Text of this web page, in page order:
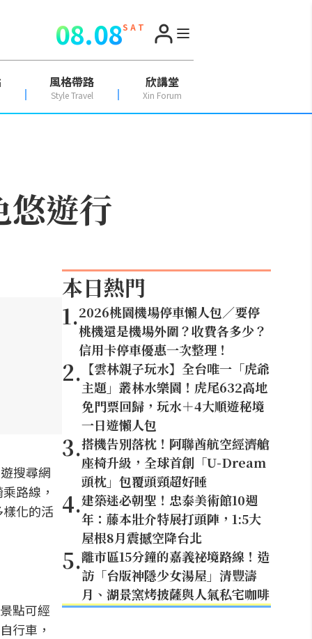
08.08S A T
風格帶路
Style Travel
欣講堂
Xin Forum
遊行
搜尋網
路線，
化的活
點可經
行車，
本日熱門
1.2026桃園機場停車懶人包／要停
桃機還是機場外圍？收費各多少？
信用卡停車優惠一次整理！
2. 【雲林親子玩水】全台唯一「虎爺
主題」叢林水樂園！虎尾632高地
免門票回歸，玩水＋4大順遊秘境
一日遊懶人包
3.搭機告別落枕！阿聯酋航空經濟艙
座椅升級，全球首創「U-Dream
頭枕」包覆頭頸超好睡
4.建築迷必朝聖！忠泰美術館10週
年：藤本壯介特展打頭陣，1:5大
屋根8月震撼空降台北
5.離市區15分鐘的嘉義祕境路線！造
訪「台版神隱少女湯屋」清豐濤
月、湖景窯烤披薩與人氣私宅咖啡